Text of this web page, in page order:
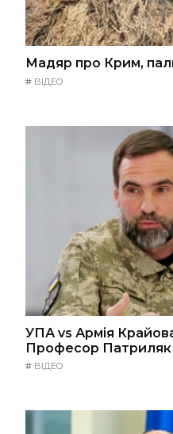
Мадяр про Крим,
# ВІДЕО
УПА vs Армія
Професор Патриляк
# ВІДЕО